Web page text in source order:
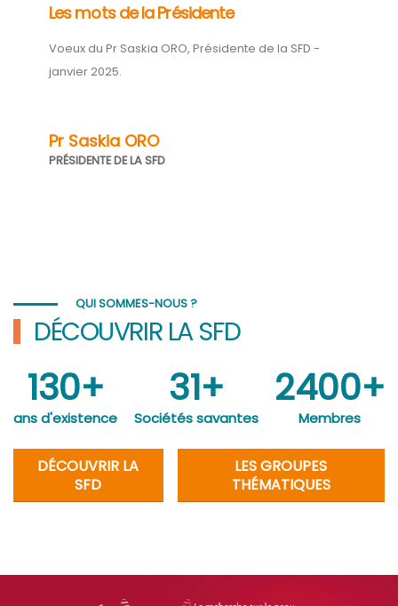
Les mots de la Présidente
Voeux du Pr Saskia ORO, Présidente de la SFD -
janvier 2025.
Pr Saskia ORO
PRÉSIDENTE DE LA SFD
QUI SOMMES-NOUS ?
DÉCOUVRIR LA SFD
130+
ans d'existence
31+
Sociétés savantes
2400+
Membres
DÉCOUVRIR LA
SFD
LES GROUPES
THÉMATIQUES